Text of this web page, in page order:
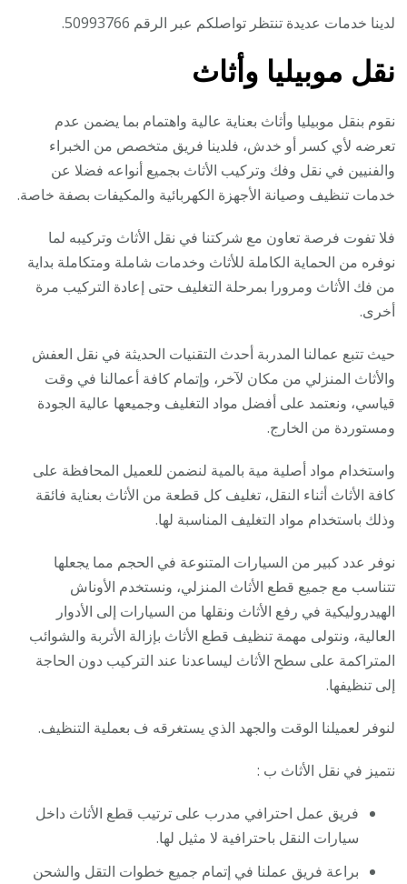
لدينا خدمات عديدة تنتظر تواصلكم عبر الرقم 50993766.
نقل موبيليا وأثاث
نقوم بنقل موبيليا وأثاث بعناية عالية واهتمام بما يضمن عدم
تعرضه لأي كسر أو خدش، فلدينا فريق متخصص من الخبراء
والفنيين في نقل وفك وتركيب الأثاث بجميع أنواعه فضلا عن
خدمات تنظيف وصيانة الأجهزة الكهربائية والمكيفات بصفة خاصة.
فلا تفوت فرصة تعاون مع شركتنا في نقل الأثاث وتركيبه لما
نوفره من الحماية الكاملة للأثاث وخدمات شاملة ومتكاملة بداية
من فك الأثاث ومرورا بمرحلة التغليف حتى إعادة التركيب مرة
أخرى.
حيث تتبع عمالنا المدربة أحدث التقنيات الحديثة في نقل العفش
والأثاث المنزلي من مكان لآخر، وإتمام كافة أعمالنا في وقت
قياسي، ونعتمد على أفضل مواد التغليف وجميعها عالية الجودة
ومستوردة من الخارج.
واستخدام مواد أصلية مية بالمية لنضمن للعميل المحافظة على
كافة الأثاث أثناء النقل، تغليف كل قطعة من الأثاث بعناية فائقة
وذلك باستخدام مواد التغليف المناسبة لها.
نوفر عدد كبير من السيارات المتنوعة في الحجم مما يجعلها
تتناسب مع جميع قطع الأثاث المنزلي، ونستخدم الأوناش
الهيدروليكية في رفع الأثاث ونقلها من السيارات إلى الأدوار
العالية، ونتولى مهمة تنظيف قطع الأثاث بإزالة الأتربة والشوائب
المتراكمة على سطح الأثاث ليساعدنا عند التركيب دون الحاجة
إلى تنظيفها.
لنوفر لعميلنا الوقت والجهد الذي يستغرقه ف بعملية التنظيف.
نتميز في نقل الأثاث ب :
فريق عمل احترافي مدرب على ترتيب قطع الأثاث داخل
سيارات النقل باحترافية لا مثيل لها.
براعة فريق عملنا في إتمام جميع خطوات التقل والشحن